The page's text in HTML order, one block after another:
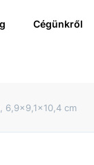
Cégünkről
6,9x9,1x10,4 cm